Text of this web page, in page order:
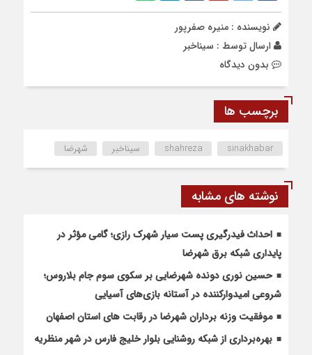
نویسنده : منیره صفرپور
ارسال توسط : سیناخبر
بدون دیدگاه
برچسب ها
shahreza sinakhabar سیناخبر شهرضا
نوشته های مشابه
احداث فیدرگیری پست سیار شهرک رازی؛ گامی مؤثر در
پایداری شبکه برق شهرضا
حسین نوری دونده شهرضایی بر سکوی سوم جام بلاروس؛
شروعی امیدوارکننده در آستانه بازی‌های آسیایی
موفقیت وزنه برداران شهرضا در رقابت های استان اصفهان
بهره‌برداری از شبکه روشنایی بلوار خلیج فارس در شهر منظریه